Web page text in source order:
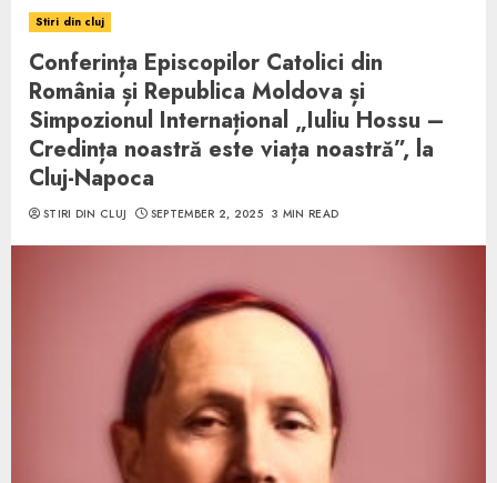
Stiri din cluj
Conferința Episcopilor Catolici din
România și Republica Moldova și
Simpozionul Internațional „Iuliu Hossu –
Credința noastră este viața noastră”, la
Cluj-Napoca
STIRI DIN CLUJ SEPTEMBER 2, 2025 3 MIN READ